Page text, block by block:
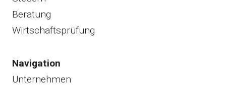
Beratung
Wirtschaftsprüfung
Navigation
Unternehmen